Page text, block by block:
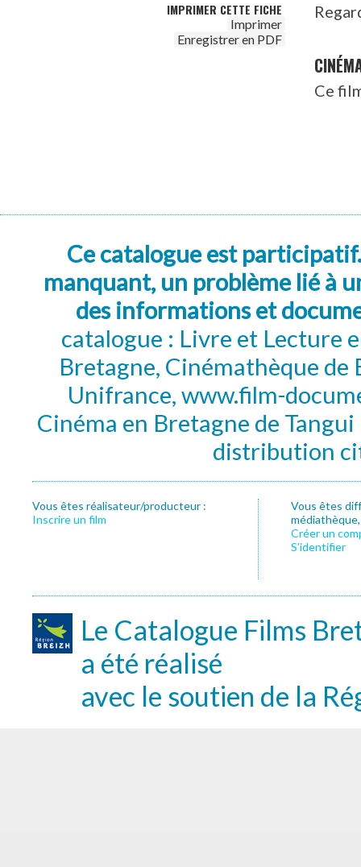
IMPRIMER CETTE FICHE
Imprimer
Enregistrer en PDF
Ce
Ce catalogue est
manquant, un problème lié à
des informations et
catalogue : Livre et Lecture
Bretagne, Cinémathèque de
Unifrance, www.film-
Cinéma en Bretagne de
distribution
Vous êtes réalisateur/producteur :
Inscrire un film
Vous êtes
Créer un
S’identifier
Le Catalogue Films
a été réalisé
avec le soutien de la